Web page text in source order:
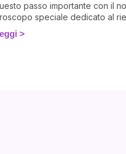
passo importante con il
speciale dedicato al